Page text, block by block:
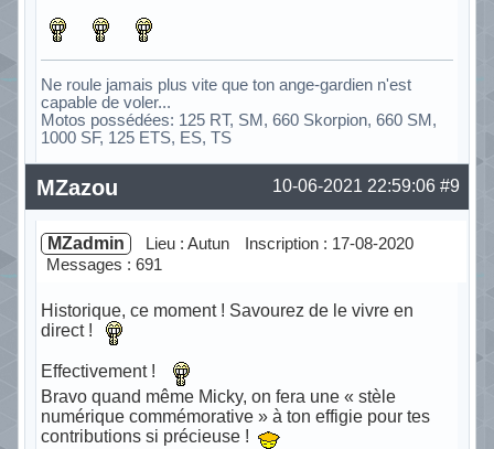
Ne roule jamais plus vite que ton ange-gardien n'est
capable de voler...
Motos possédées: 125 RT, SM, 660 Skorpion, 660 SM,
1000 SF, 125 ETS, ES, TS
Hors ligne #9
10-06-2021 22:59:06
MZazou
MZadmin Lieu : Autun
Inscription : 17-08-2020
Messages : 691
Historique, ce moment ! Savourez de le vivre en
direct !
Effectivement !
Bravo quand même Micky, on fera une « stèle
numérique commémorative » à ton effigie pour tes
contributions si précieuse !